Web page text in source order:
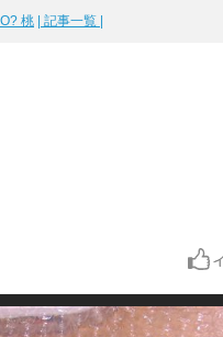
桃 | 記事一覧 |